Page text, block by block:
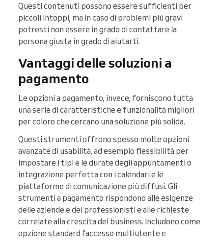
Questi contenuti possono essere sufficienti per
piccoli intoppi, ma in caso di problemi più gravi
potresti non essere in grado di contattare la
persona giusta in grado di aiutarti.
Vantaggi delle soluzioni a
pagamento
Le opzioni a pagamento, invece, forniscono tutta
una serie di caratteristiche e funzionalità migliori
per coloro che cercano una soluzione più solida.
Questi strumenti offrono spesso molte opzioni
avanzate di usabilità, ad esempio flessibilità per
impostare i tipi e le durate degli appuntamenti o
integrazione perfetta con i calendari e le
piattaforme di comunicazione più diffusi. Gli
strumenti a pagamento rispondono alle esigenze
delle aziende e dei professionisti e alle richieste
correlate alla crescita del business. Includono come
opzione standard l'accesso multiutente e